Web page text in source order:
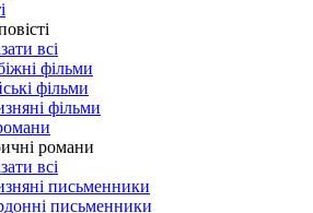
всі
фільми
фільми
фільми
романи
всі
письменники
письменники